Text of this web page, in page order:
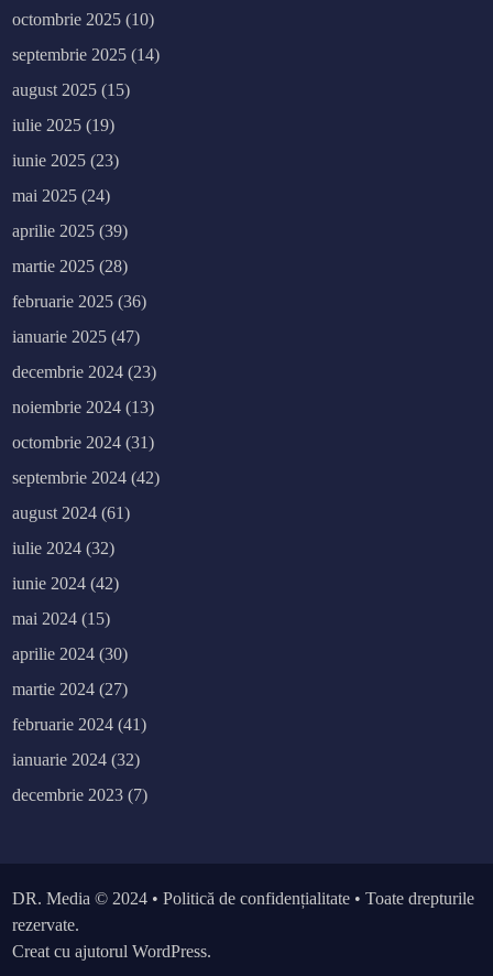
octombrie 2025 (10)
septembrie 2025 (14)
august 2025 (15)
iulie 2025 (19)
iunie 2025 (23)
mai 2025 (24)
aprilie 2025 (39)
martie 2025 (28)
februarie 2025 (36)
ianuarie 2025 (47)
decembrie 2024 (23)
noiembrie 2024 (13)
octombrie 2024 (31)
septembrie 2024 (42)
august 2024 (61)
iulie 2024 (32)
iunie 2024 (42)
mai 2024 (15)
aprilie 2024 (30)
martie 2024 (27)
februarie 2024 (41)
ianuarie 2024 (32)
decembrie 2023 (7)
DR. Media © 2024 •Politică de confidențialitate • Toate drepturile
rezervate.
Creat cu ajutorul WordPress.